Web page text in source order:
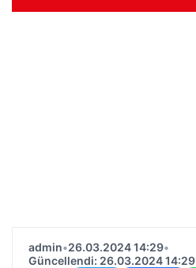
admin•26.03.2024 14:29•
Güncellendi: 26.03.2024 14:29